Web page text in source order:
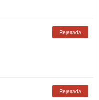
Rejeitada
Rejeitada